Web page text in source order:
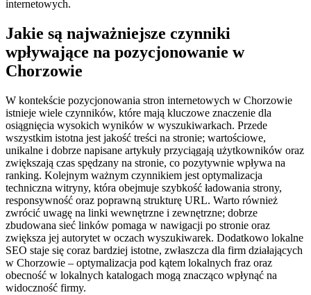
internetowych.
Jakie są najważniejsze czynniki
wpływające na pozycjonowanie w
Chorzowie
W kontekście pozycjonowania stron internetowych w Chorzowie
istnieje wiele czynników, które mają kluczowe znaczenie dla
osiągnięcia wysokich wyników w wyszukiwarkach. Przede
wszystkim istotna jest jakość treści na stronie; wartościowe,
unikalne i dobrze napisane artykuły przyciągają użytkowników oraz
zwiększają czas spędzany na stronie, co pozytywnie wpływa na
ranking. Kolejnym ważnym czynnikiem jest optymalizacja
techniczna witryny, która obejmuje szybkość ładowania strony,
responsywność oraz poprawną strukturę URL. Warto również
zwrócić uwagę na linki wewnętrzne i zewnętrzne; dobrze
zbudowana sieć linków pomaga w nawigacji po stronie oraz
zwiększa jej autorytet w oczach wyszukiwarek. Dodatkowo lokalne
SEO staje się coraz bardziej istotne, zwłaszcza dla firm działających
w Chorzowie – optymalizacja pod kątem lokalnych fraz oraz
obecność w lokalnych katalogach mogą znacząco wpłynąć na
widoczność firmy.